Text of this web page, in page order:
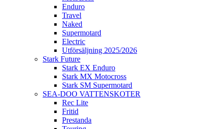
Enduro
Travel
Naked
Supermotard
Electric
Utförsäljning 2025/2026
Stark Future
Stark EX Enduro
Stark MX Motocross
Stark SM Supermotard
SEA-DOO VATTENSKOTER
Rec Lite
Fritid
Prestanda